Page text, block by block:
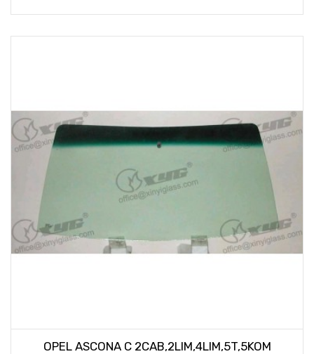
OPEL ASCONA C 2CAB,2LIM,4LIM,5T,5KOM